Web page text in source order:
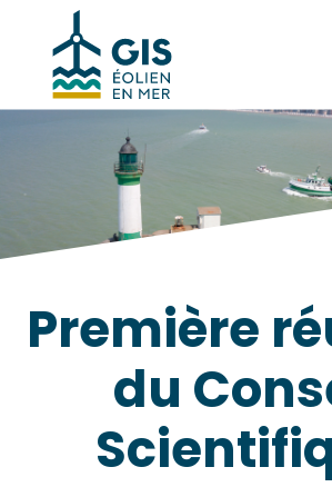
contenu
en
Mer
Première
du